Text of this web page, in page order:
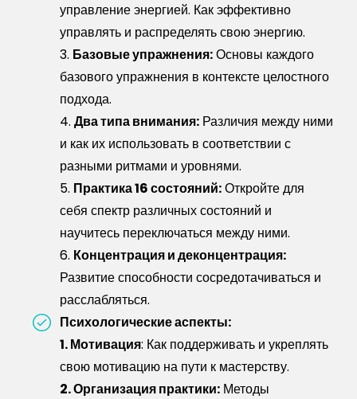
управление энергией. Как эффективно
управлять и распределять свою энергию.
3. Базовые упражнения:Основы каждого
базового упражнения в контексте целостного
подхода.
4. Два типа внимания:Различия между ними
и как их использовать в соответствии с
разными ритмами и уровнями.
5. Практика 16 состояний:Откройте для
себя спектр различных состояний и
научитесь переключаться между ними.
6. Концентрация и деконцентрация:
Развитие способности сосредотачиваться и
расслабляться.
Психологические аспекты:
1. Мотивация: Как поддерживать и укреплять
свою мотивацию на пути к мастерству.
2. Организация практики:Методы